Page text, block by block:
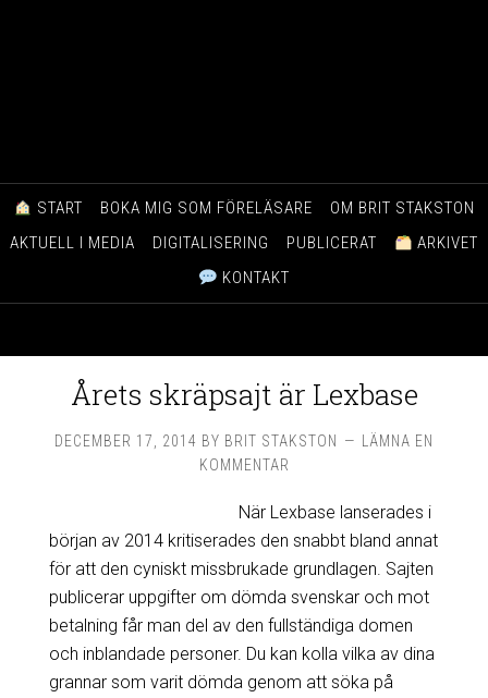
START BOKA MIG SOM FÖRELÄSARE
OM BRIT STAKSTON
AKTUELL I MEDIA
DIGITALISERING PUBLICERAT
ARKIVET
KONTAKT
Årets skräpsajt är Lexbase
DECEMBER 17, 2014 BY BRIT STAKSTON
LÄMNA EN
KOMMENTAR
När Lexbase lanserades i
början av 2014 kritiserades den snabbt bland annat
för att den cyniskt missbrukade grundlagen. Sajten
publicerar uppgifter om dömda svenskar och mot
betalning får man del av den fullständiga domen
och inblandade personer. Du kan kolla vilka av dina
grannar som varit dömda genom att söka på